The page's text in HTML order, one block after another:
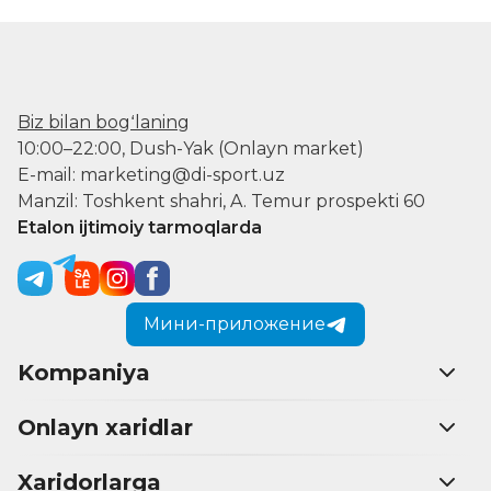
Biz bilan bogʻlaning
10:00–22:00, Dush-Yak (Onlayn market)
E-mail: marketing@di-sport.uz
Manzil: Toshkent shahri, A. Temur prospekti 60
Etalon ijtimoiy tarmoqlarda
Мини-приложение
Kompaniya
Onlayn xaridlar
Xaridorlarga